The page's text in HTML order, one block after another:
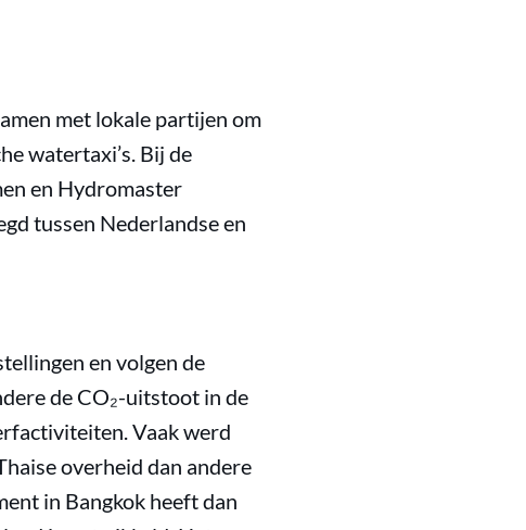
met lokale partijen om
watertaxi’s. Bij de
en Hydromaster
tussen Nederlandse en
en volgen de
de CO₂-uitstoot in de
Vaak werd
overheid dan andere
in Bangkok heeft dan